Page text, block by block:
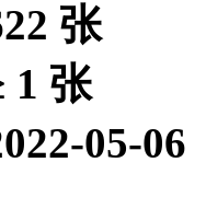
张
1 张
05-06